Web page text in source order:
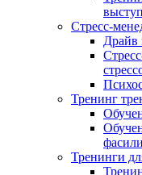
Стресс-
Драйв
Тренинг
Тренинги